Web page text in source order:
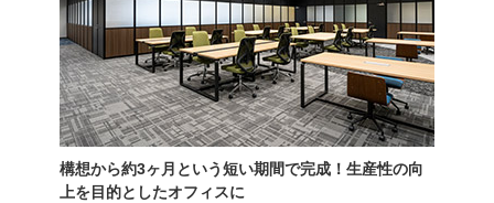
デスクチェア
上下昇降
デスクチェア
スタッキング可能
構想から約3ヶ月という短い期間で完成！生産性の向
上を目的としたオフィスに